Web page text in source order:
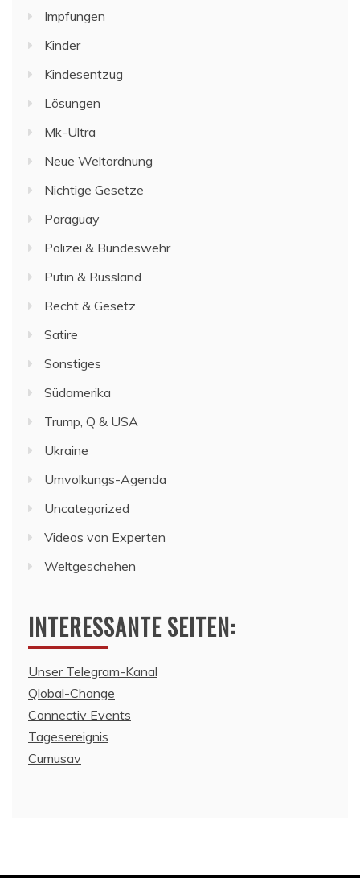
Impfungen
Kinder
Kindesentzug
Lösungen
Mk-Ultra
Neue Weltordnung
Nichtige Gesetze
Paraguay
Polizei & Bundeswehr
Putin & Russland
Recht & Gesetz
Satire
Sonstiges
Südamerika
Trump, Q & USA
Ukraine
Umvolkungs-Agenda
Uncategorized
Videos von Experten
Weltgeschehen
INTERESSANTE SEITEN:
Unser Telegram-Kanal
Qlobal-Change
Connectiv Events
Tagesereignis
Cumusav